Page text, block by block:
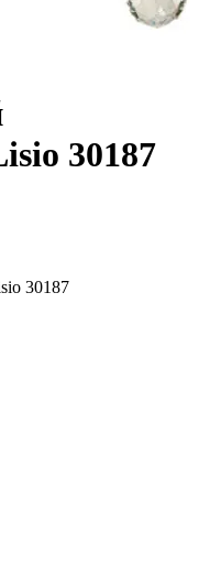
30187
30187